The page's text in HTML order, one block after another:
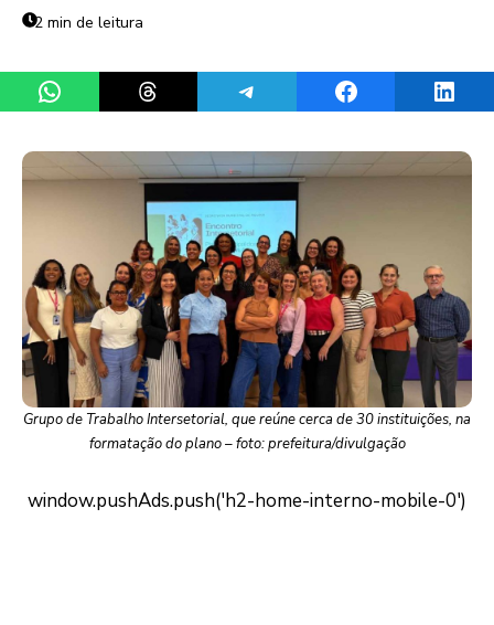
2 min de leitura
Share on WhatsAppShare on ThreadsShare on TelegramShare on Facebook
Grupo de Trabalho Intersetorial, que reúne cerca de 30 instituições, na
formatação do plano – foto: prefeitura/divulgação